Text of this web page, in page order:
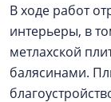
В ходе работ
интерьеры, в
метлахской
балясинами.